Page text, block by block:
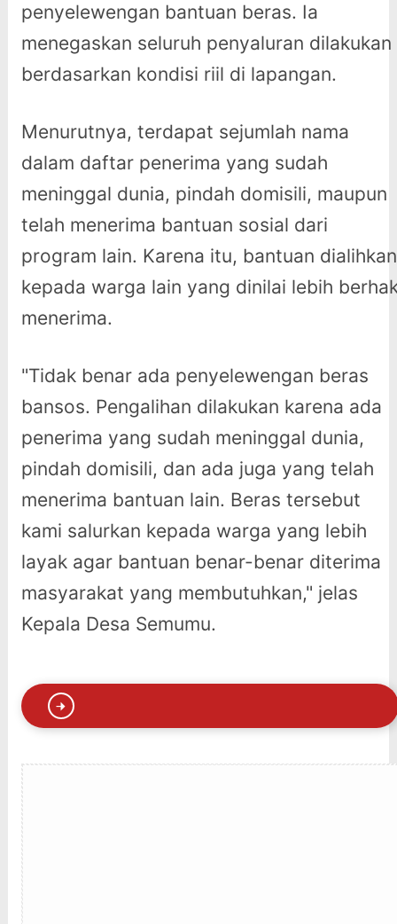
penyelewengan bantuan beras. Ia
menegaskan seluruh penyaluran dilakukan
berdasarkan kondisi riil di lapangan.
Menurutnya, terdapat sejumlah nama
dalam daftar penerima yang sudah
meninggal dunia, pindah domisili, maupun
telah menerima bantuan sosial dari
program lain. Karena itu, bantuan dialihkan
kepada warga lain yang dinilai lebih
menerima.
"Tidak benar ada penyelewengan beras
bansos. Pengalihan dilakukan karena ada
penerima yang sudah meninggal dunia,
pindah domisili, dan ada juga yang telah
menerima bantuan lain. Beras tersebut
kami salurkan kepada warga yang lebih
layak agar bantuan benar-benar diterima
masyarakat yang membutuhkan," jelas
Kepala Desa Semumu.